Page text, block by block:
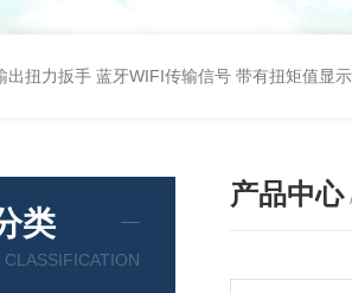
出扭力扳手 蓝牙WIFI传输信号 带有扭矩值显
类
产品中心